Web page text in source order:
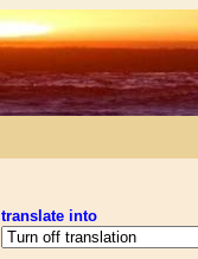
translate into